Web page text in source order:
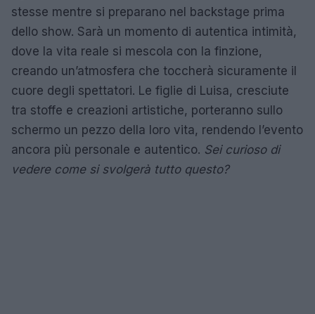
stesse mentre si preparano nel backstage prima
dello show. Sarà un momento di autentica intimità,
dove la vita reale si mescola con la finzione,
creando un’atmosfera che toccherà sicuramente il
cuore degli spettatori. Le figlie di Luisa, cresciute
tra stoffe e creazioni artistiche, porteranno sullo
schermo un pezzo della loro vita, rendendo l’evento
ancora più personale e autentico. Sei curioso di
vedere come si svolgerà tutto questo?